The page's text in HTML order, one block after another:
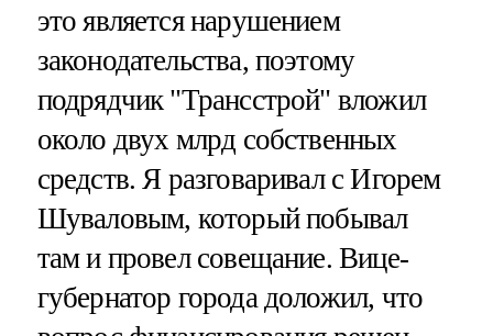
это является нарушением
законодательства, поэтому
подрядчик "Трансстрой" вложил
около двух млрд собственных
средств. Я разговаривал с Игорем
Шуваловым, который побывал
там и провел совещание. Вице-
губернатор города доложил, что